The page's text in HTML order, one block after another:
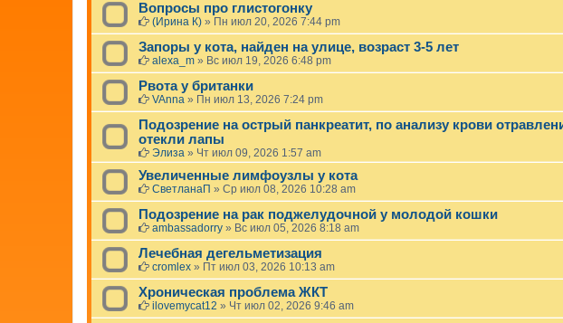
Вопросы про глистогонку
(Ирина К) » Пн июл 20, 2026 7:44 pm
Запоры у кота, найден на улице, возраст 3-5 лет
alexa_m » Вс июл 19, 2026 6:48 pm
Рвота у британки
VAnna » Пн июл 13, 2026 7:24 pm
Подозрение на острый панкреатит, по анализу крови
отекли лапы
Элиза » Чт июл 09, 2026 1:57 am
Увеличенные лимфоузлы у кота
СветланаП » Ср июл 08, 2026 10:28 am
Подозрение на рак поджелудочной у молодой кошки
ambassadorry » Вс июл 05, 2026 8:18 am
Лечебная дегельметизация
cromlex » Пт июл 03, 2026 10:13 am
Хроническая проблема ЖКТ
ilovemycat12 » Чт июл 02, 2026 9:46 am